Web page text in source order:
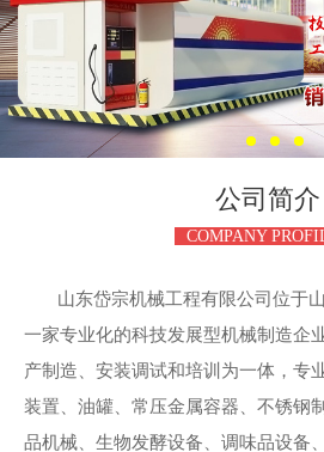
公司简介
COMPANY
山东岱宗机械工程有限公司位于山
一家专业化的科技发展型机械制造企
产制造、安装调试和培训为一体，专
装置、油罐、常压金属容器、不锈钢
品机械、生物发酵设备、调味品设备